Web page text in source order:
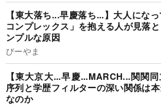
【東大落ち...早慶落ち...】大人にな
コンプレックス」を抱える人が見落
ンプルな原因
びーやま
【東大京大...早慶...MARCH...関関
序列と学歴フィルターの深い関係は本
なのか